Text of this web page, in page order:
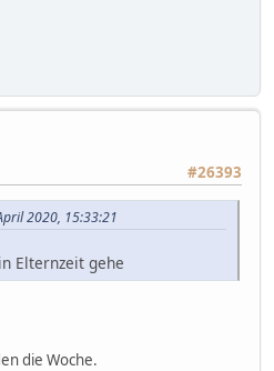
#26393
2020, 15:33:21
Elternzeit gehe
die Woche.